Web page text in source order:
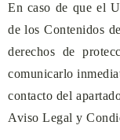
En caso de que el
de los Contenidos
derechos de
comunicarlo
contacto del
Aviso Legal y